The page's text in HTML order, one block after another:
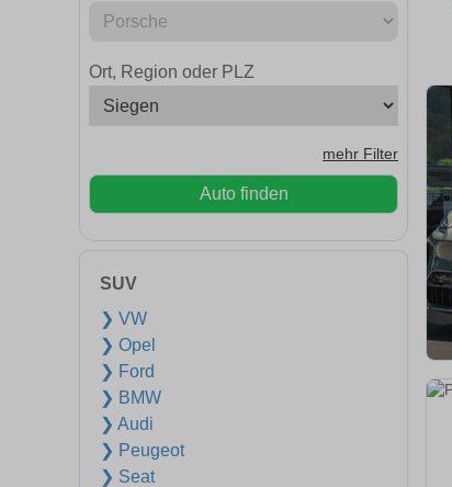
Ort, Region oder PLZ
mehr Filter
Auto finden
SUV
❯ VW
❯ Opel
❯ Ford
❯ BMW
❯ Audi
❯ Peugeot
❯ Seat